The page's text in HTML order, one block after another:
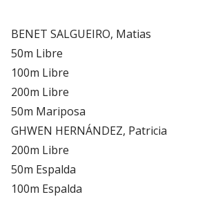
BENET SALGUEIRO, Matias
50m Libre
100m Libre
200m Libre
50m Mariposa
GHWEN HERNÁNDEZ, Patricia
200m Libre
50m Espalda
100m Espalda